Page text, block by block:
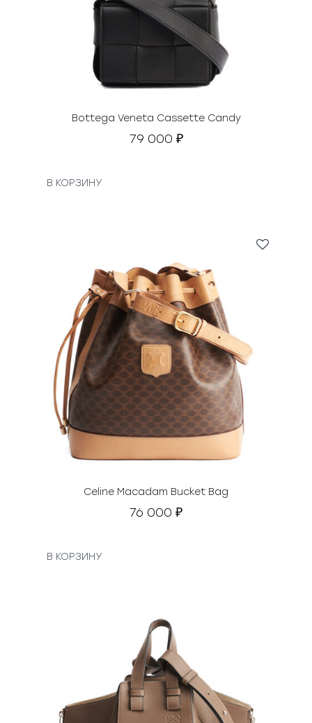
Bottega Veneta Cassette Candy
79 000 ₽
В КОРЗИНУ
Celine Macadam Bucket Bag
76 000 ₽
В КОРЗИНУ